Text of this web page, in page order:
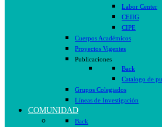
Labor Center
CEIIG
CIPE
Cuerpos Académicos
Proyectos Vigentes
Publicaciones
Back
Catalogo de
Grupos Colegiados
Líneas de Investigación
COMUNIDAD
Back